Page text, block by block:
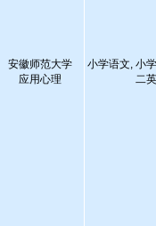
安徽师范大学
应用心理
小学语文, 小
二